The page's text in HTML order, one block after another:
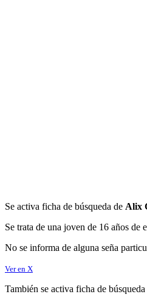
Se activa ficha de búsqueda de Alix
Se trata de una joven de 16 años
No se informa de alguna seña
Ver en X
También se activa ficha de búsqueda